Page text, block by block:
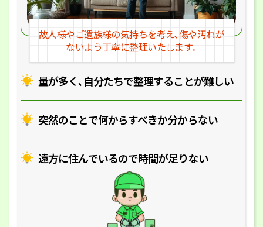
量が多く､自分たちで整理することが難しい
突然のことで何からすべきか分からない
遠方に住んでいるので時間が足りない
故人様やご遺族様の気持ちを考え､傷や汚れが
ないよう丁寧に整理いたします｡